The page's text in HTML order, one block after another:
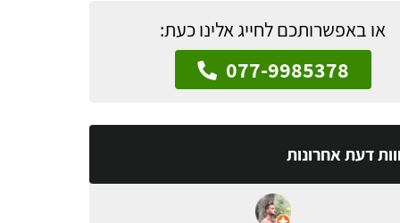
או באפשרותכם לחייג אלינו כעת:
077-9985378
דעת אחרונות